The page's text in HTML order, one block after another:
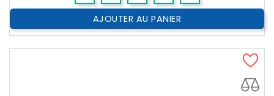
AJOUTER AU PANIER